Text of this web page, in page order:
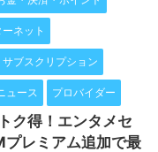
ネット
サブスクリプション
ュース プロバイダー
ク得！エンタメセ
レミアム追加で最